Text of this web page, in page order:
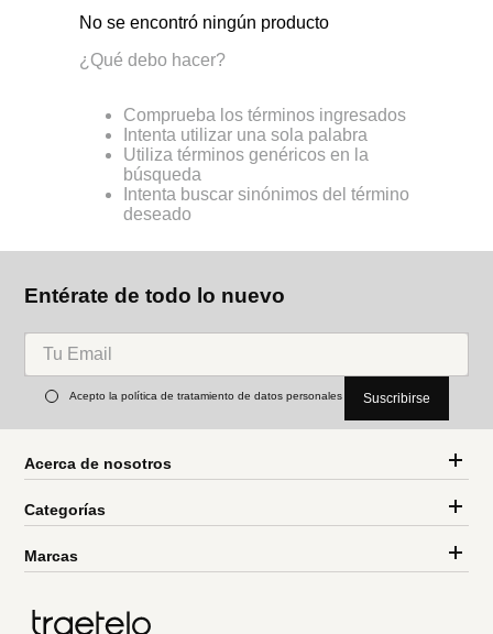
No se encontró ningún producto
¿Qué debo hacer?
Comprueba los términos ingresados
Intenta utilizar una sola palabra
Utiliza términos genéricos en la
búsqueda
Intenta buscar sinónimos del término
deseado
Entérate de todo lo nuevo
Acepto la política de tratamiento de datos personales Suscribirse
Acerca de nosotros
Categorías
Marcas